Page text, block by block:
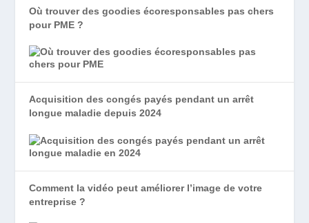
Où trouver des goodies écoresponsables pas chers
pour PME ?
Acquisition des congés payés pendant un arrêt
longue maladie depuis 2024
Comment la vidéo peut améliorer l’image de votre
entreprise ?